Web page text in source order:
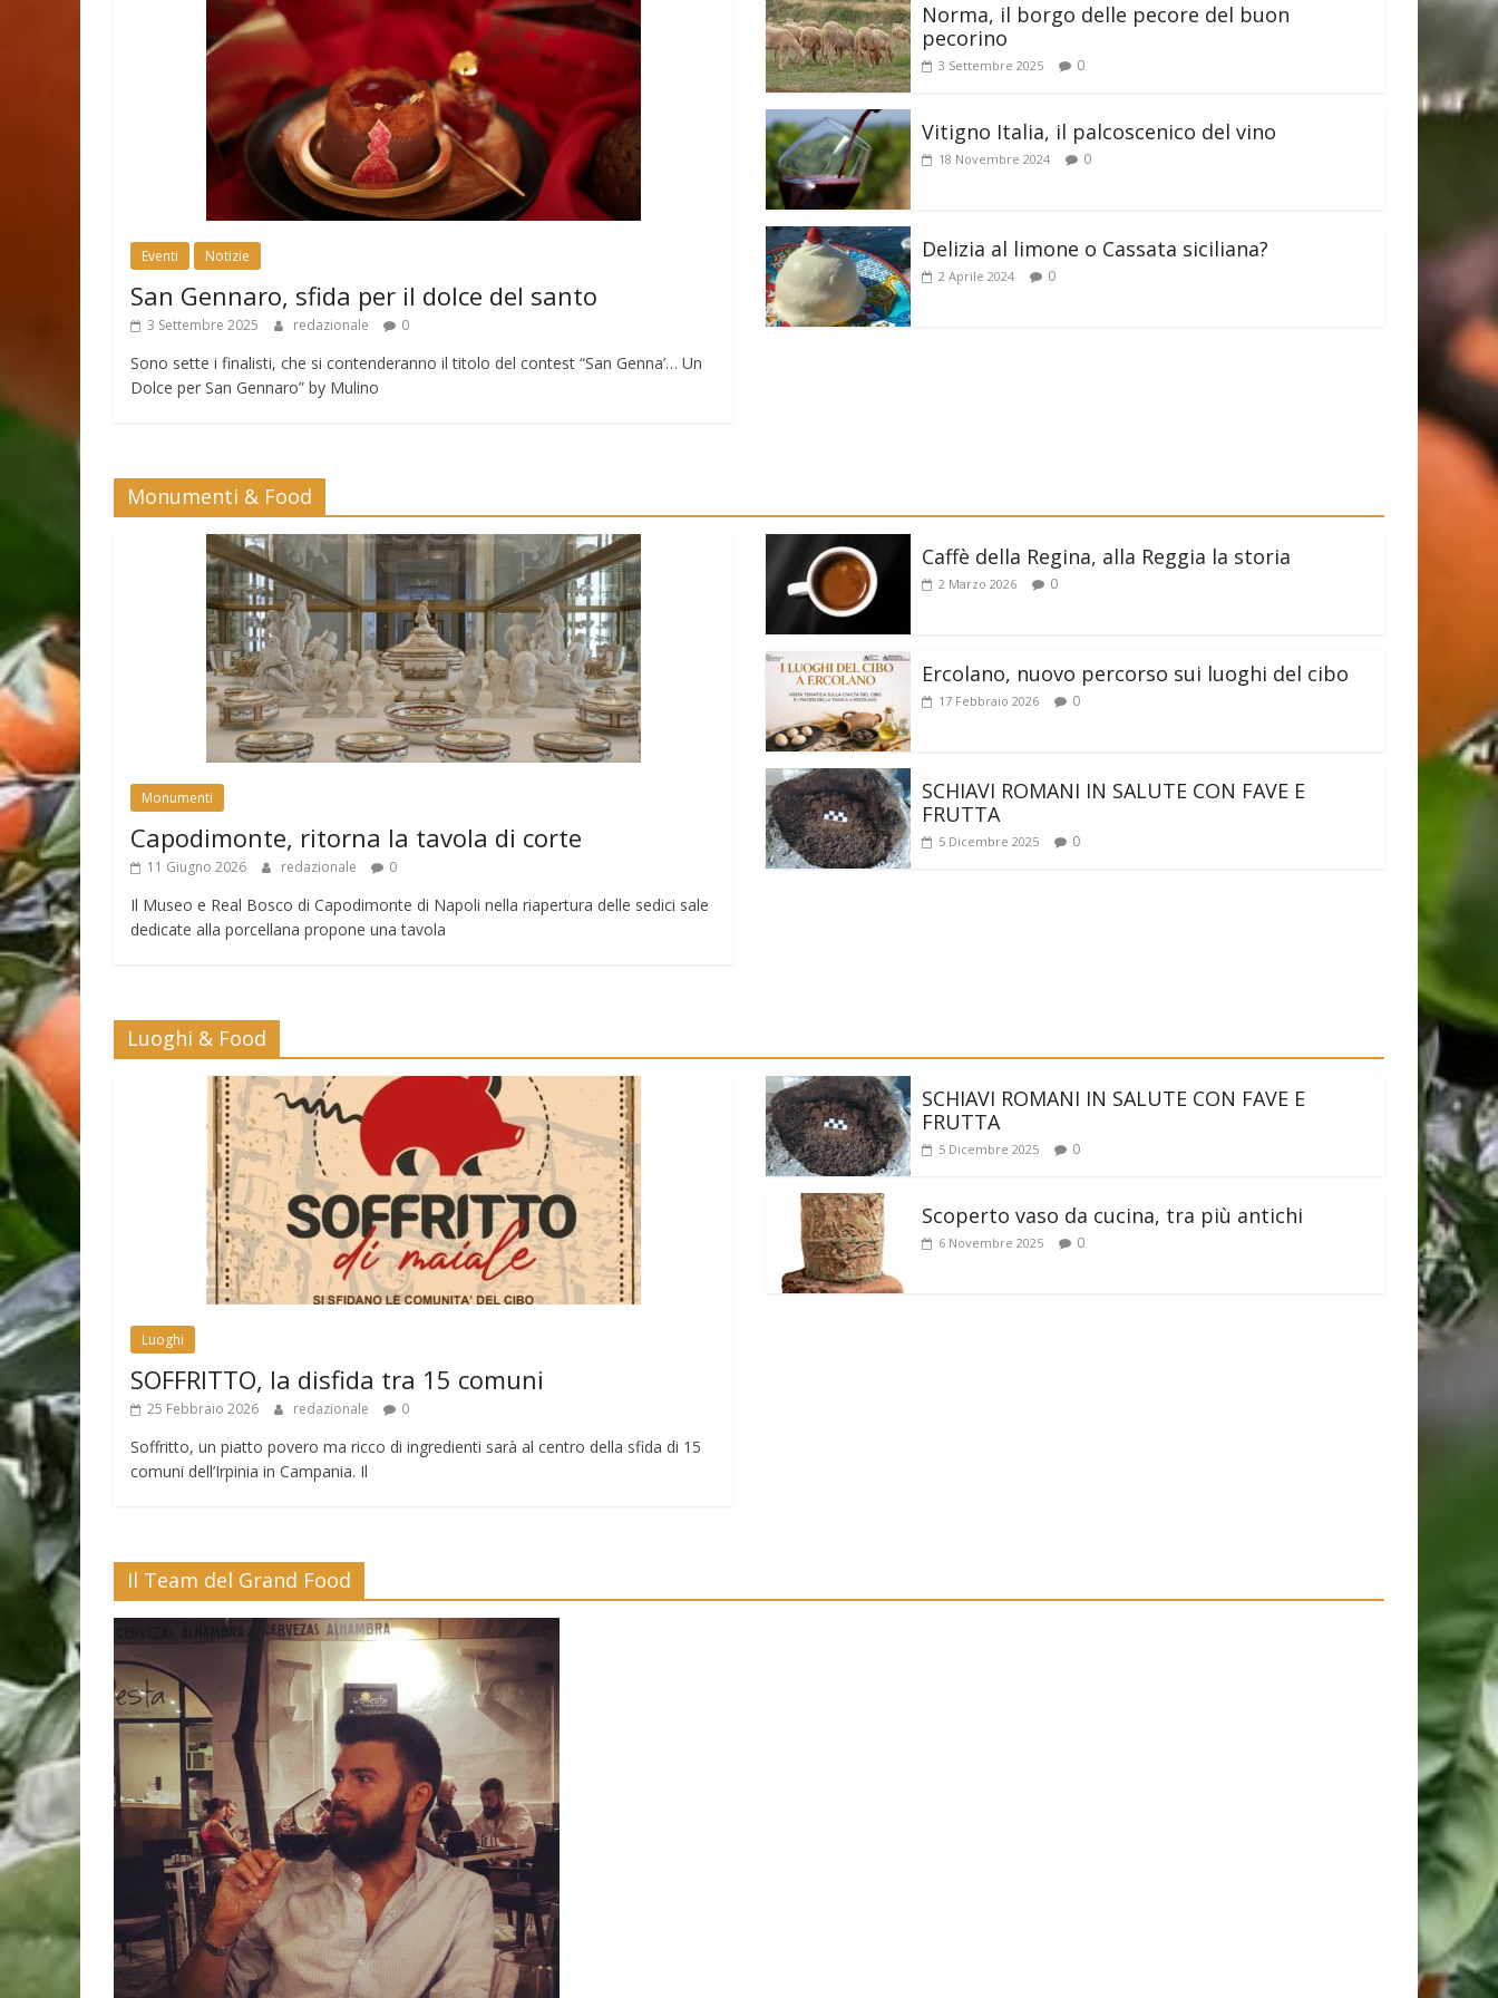
Eventi Notizie
San Gennaro, sfida per il dolce del santo
3 Settembre 2025 redazionale 0
Sono sette i finalisti, che si contenderanno il titolo del contest “San Genna’… Un
Dolce per San Gennaro” by Mulino
Norma, il borgo delle pecore del buon
pecorino
3 Settembre 2025 0
Vitigno Italia, il palcoscenico del vino
18 Novembre 2024 0
Delizia al limone o Cassata siciliana?
2 Aprile 2024 0
Monumenti & Food
Monumenti
Capodimonte, ritorna la tavola di corte
11 Giugno 2026 redazionale 0
Il Museo e Real Bosco di Capodimonte di Napoli nella riapertura delle sedici sale
dedicate alla porcellana propone una tavola
Caffè della Regina, alla Reggia la storia
2 Marzo 2026 0
Ercolano, nuovo percorso sui luoghi del cibo
17 Febbraio 2026 0
SCHIAVI ROMANI IN SALUTE CON FAVE E
FRUTTA
5 Dicembre 2025 0
Luoghi & Food
Luoghi
SOFFRITTO, la disfida tra 15 comuni
25 Febbraio 2026 redazionale 0
Soffritto, un piatto povero ma ricco di ingredienti sarà al centro della sfida di 15
comuni dell’Irpinia in Campania. Il
SCHIAVI ROMANI IN SALUTE CON FAVE E
FRUTTA
5 Dicembre 2025 0
Scoperto vaso da cucina, tra più antichi
6 Novembre 2025 0
Il Team del Grand Food